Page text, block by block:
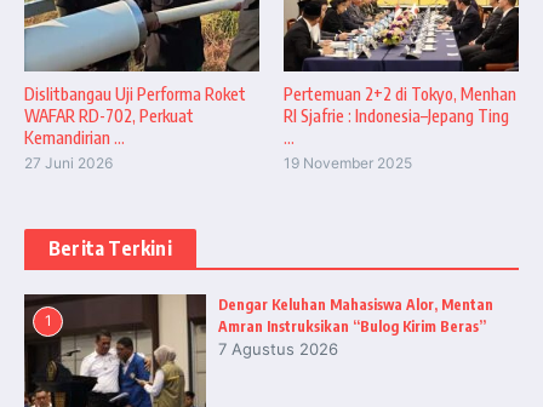
Dislitbangau Uji Performa Roket
WAFAR RD-702, Perkuat
Kemandirian ...
27 Juni 2026
Pertemuan 2+2 di Tokyo, Menhan
RI Sjafrie : Indonesia–Jepang Ting
...
19 November 2025
Berita Terkini
1
Dengar Keluhan Mahasiswa Alor, Mentan
Amran Instruksikan “Bulog Kirim Beras”
7 Agustus 2026